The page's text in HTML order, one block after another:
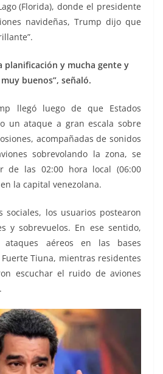
(Florida), donde el presidente
navideñas, Trump dijo que
planificación y mucha gente y
buenos”, señaló.
llegó luego de que Estados
un ataque a gran escala sobre
acompañadas de sonidos
sobrevolando la zona, se
de las 02:00 hora local (06:00
la capital venezolana.
sociales, los usuarios postearon
y sobrevuelos. En ese sentido,
ataques aéreos en las bases
Tiuna, mientras residentes
escuchar el ruido de aviones